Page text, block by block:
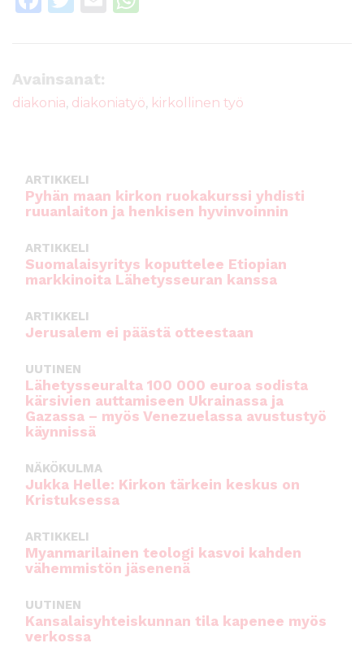
e
b
k
te
r
A
Avainsanat:
diakonia, diakoniatyö, kirkollinen työ
ARTIKKELI
Pyhän maan kirkon ruokakurssi yhdisti
ruuanlaiton ja henkisen hyvinvoinnin
ARTIKKELI
Suomalaisyritys koputtelee Etiopian
markkinoita Lähetysseuran kanssa
ARTIKKELI
Jerusalem ei päästä otteestaan
UUTINEN
Lähetysseuralta 100 000 euroa sodista
kärsivien auttamiseen Ukrainassa ja
Gazassa – myös Venezuelassa avustustyö
käynnissä
NÄKÖKULMA
Jukka Helle: Kirkon tärkein keskus on
Kristuksessa
ARTIKKELI
Myanmarilainen teologi kasvoi kahden
vähemmistön jäsenenä
UUTINEN
Kansalaisyhteiskunnan tila kapenee myös
verkossa